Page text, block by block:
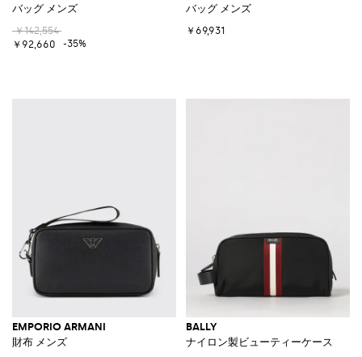
バッグ メンズ
￥142,554
￥92,660
-35%
バッグ メンズ
￥69,931
EMPORIO ARMANI
財布 メンズ
BALLY
ナイロン製ビューティーケース